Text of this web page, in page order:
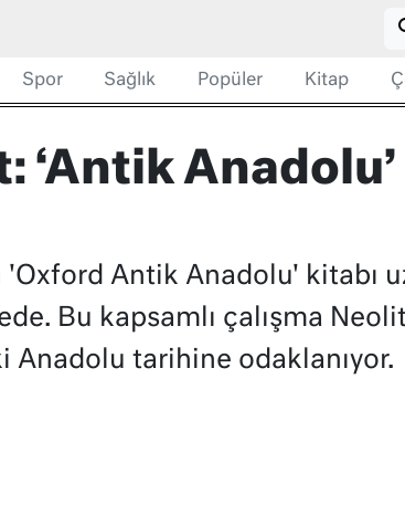
Spor Sağlık Popüler Kitap
‘Antik Anadolu’
Antik Anadolu' kitabı
Bu kapsamlı çalışma
tarihine odaklanıyor.